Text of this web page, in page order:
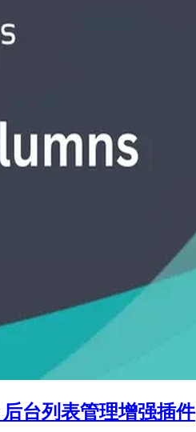
台列表管理增强插件